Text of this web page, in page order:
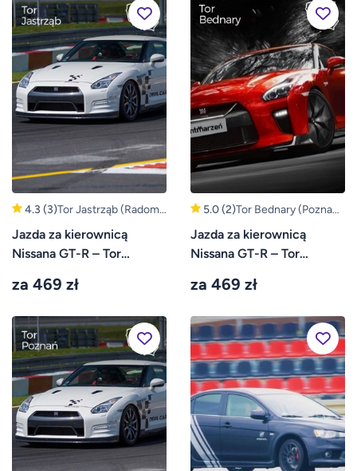
4.3 (3)Tor Jastrząb (Radom,
Kielce)
Jazda za kierownicą
Nissana GT-R – Tor
za 469 zł
5.0(2)Tor Bednary (Poznań,
Gniezno)
Jazda za kierownicą
Nissana GT-R – Tor
za 469 zł